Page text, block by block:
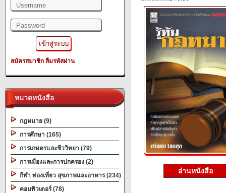
สมัครสมาชิก ลืมรหัสผ่าน
หมวดหนังสือ
กฎหมาย (9)
การศึกษา (165)
การเกษตรและชีววิทยา (79)
การเมืองและการปกครอง (2)
กีฬา ท่องเที่ยว สุขภาพและอาหาร (234)
คอมพิวเตอร์ (78)
อ่านหนังสือ